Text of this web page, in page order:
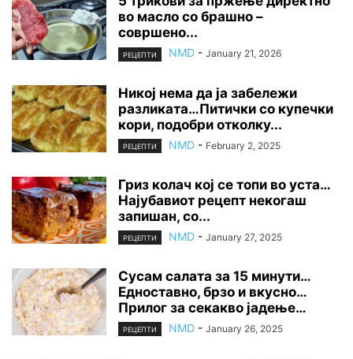
во масло со брашно –
совршено...
РЕЦЕПТИ NMD - January 21, 2026
Никој нема да ја забележи
разликата…Питички со купечки
кори, подобри отколку...
РЕЦЕПТИ NMD - February 2, 2025
Гриз колач кој се топи во уста…
Најубавиот рецепт некогаш
запишан, со...
РЕЦЕПТИ NMD - January 27, 2025
Сусам салата за 15 минути…
Едноставно, брзо и вкусно…
Прилог за секакво јадење…
РЕЦЕПТИ NMD - January 26, 2025